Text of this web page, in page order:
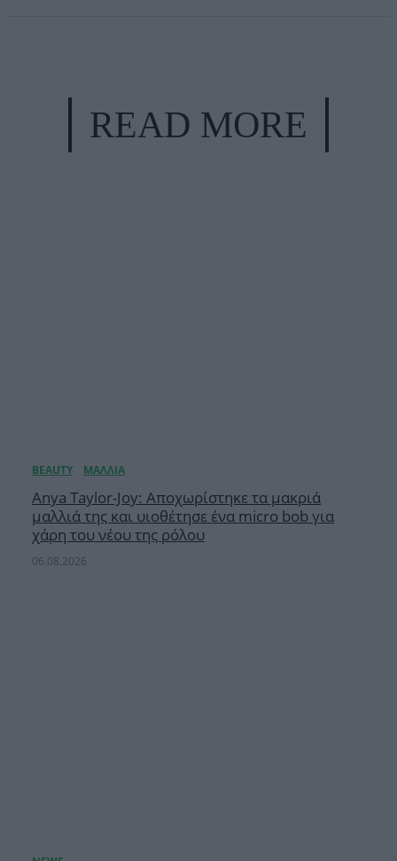
READ MORE
Anya Taylor-Joy: Αποχωρίστηκε τα μακριά
μαλλιά της και υιοθέτησε ένα micro bob για
χάρη του νέου της ρόλου
06.08.2026